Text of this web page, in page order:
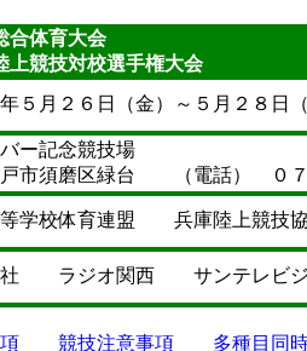
合体育大会
上競技対校選手権大会
５月２６日（金）～５月２８日
ー記念競技場
磨区緑台 （電話） ０７８
等学校体育連盟 兵庫陸上競
社 ラジオ関西 サンテレビジ
競技注意事項 多種目同